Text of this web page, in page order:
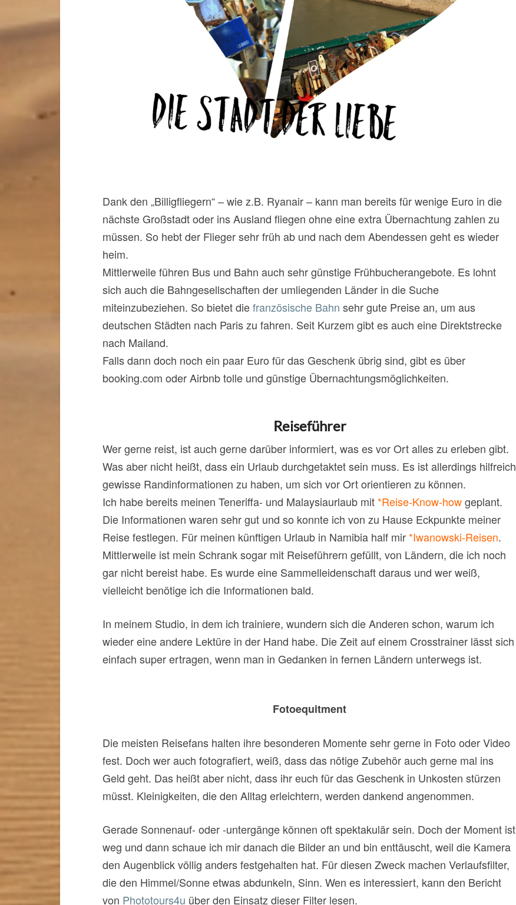
Dank den „Billigfliegern“ – wie z.B. Ryanair – kann man bereits für wenige Euro in die
nächste Großstadt oder ins Ausland fliegen ohne eine extra Übernachtung zahlen zu
müssen. So hebt der Flieger sehr früh ab und nach dem Abendessen geht es wieder
heim.
Mittlerweile führen Bus und Bahn auch sehr günstige Frühbucherangebote. Es lohnt
sich auch die Bahngesellschaften der umliegenden Länder in die Suche
miteinzubeziehen. So bietet diefranzösische Bahn sehr gute Preise an, um aus
deutschen Städten nach Paris zu fahren. Seit Kurzem gibt es auch eine Direktstrecke
nach Mailand.
Falls dann doch noch ein paar Euro für das Geschenk übrig sind, gibt es über
booking.com oder Airbnb tolle und günstige Übernachtungsmöglichkeiten.
Reiseführer
Wer gerne reist, ist auch gerne darüber informiert, was es vor Ort alles zu erleben gibt.
Was aber nicht heißt, dass ein Urlaub durchgetaktet sein muss. Es ist allerdings hilfreich
gewisse Randinformationen zu haben, um sich vor Ort orientieren zu können.
Ich habe bereits meinen Teneriffa- und Malaysiaurlaub mit *Reise-Know-howgeplant.
Die Informationen waren sehr gut und so konnte ich von zu Hause Eckpunkte meiner
Reise festlegen. Für meinen künftigen Urlaub in Namibia half mir *Iwanowski-Reisen.
Mittlerweile ist mein Schrank sogar mit Reiseführern gefüllt, von Ländern, die ich noch
gar nicht bereist habe. Es wurde eine Sammelleidenschaft daraus und wer weiß,
vielleicht benötige ich die Informationen bald.
In meinem Studio, in dem ich trainiere, wundern sich die Anderen schon, warum ich
wieder eine andere Lektüre in der Hand habe. Die Zeit auf einem Crosstrainer lässt sich
einfach super ertragen, wenn man in Gedanken in fernen Ländern unterwegs ist.
Fotoequitment
Die meisten Reisefans halten ihre besonderen Momente sehr gerne in Foto oder Video
fest. Doch wer auch fotografiert, weiß, dass das nötige Zubehör auch gerne mal ins
Geld geht. Das heißt aber nicht, dass ihr euch für das Geschenk in Unkosten stürzen
müsst. Kleinigkeiten, die den Alltag erleichtern, werden dankend angenommen.
Gerade Sonnenauf- oder -untergänge können oft spektakulär sein. Doch der Moment ist
weg und dann schaue ich mir danach die Bilder an und bin enttäuscht, weil die Kamera
den Augenblick völlig anders festgehalten hat. Für diesen Zweck machen Verlaufsfilter,
die den Himmel/Sonne etwas abdunkeln, Sinn. Wen es interessiert, kann den Bericht
von Phototours4u über den Einsatz dieser Filter lesen.